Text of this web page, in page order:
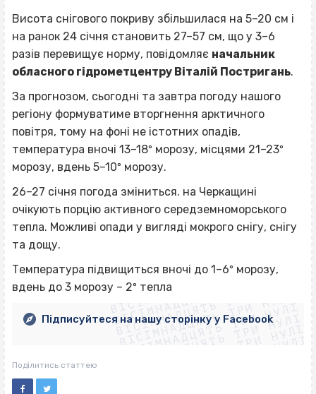
Висота снігового покриву збільшилася на 5–20 см і
на ранок 24 січня становить 27–57 см, що у 3–6
разів перевищує норму, повідомляє начальник
обласного гідрометцентру Віталій Постригань.
За прогнозом, сьогодні та завтра погоду нашого
регіону формуватиме вторгнення арктичного
повітря, тому на фоні не істотних опадів,
температура вночі 13–18º морозу, місцями 21–23º
морозу, вдень 5–10º морозу.
26–27 січня погода зміниться. на Черкащині
очікують порцію активного середземноморського
тепла. Можливі опади у вигляді мокрого снігу, снігу
та дощу.
Температура підвищиться вночі до 1–6º морозу,
вдень до 3 морозу – 2º теплаВІСІМНАДЦЯТЬ ТРИ НУЛІ
ВІСІМНАДЦЯТЬ ТРИ НУЛІ
ВІСІМНАДЦЯТЬ ТРИ НУЛІ
ВІСІМНАДЦЯТЬ ТРИ НУЛІ
ВІСІМНАДЦЯТЬ ТРИ НУЛІ
ВІСІМНАДЦЯТЬ ТРИ НУЛІ
ВІСІМНАДЦЯТЬ ТРИ НУЛІ
ВІСІМНАДЦЯТЬ ТРИ НУЛІ
Підписуйтеся на нашу сторінку у Facebook
Поділитись статтею